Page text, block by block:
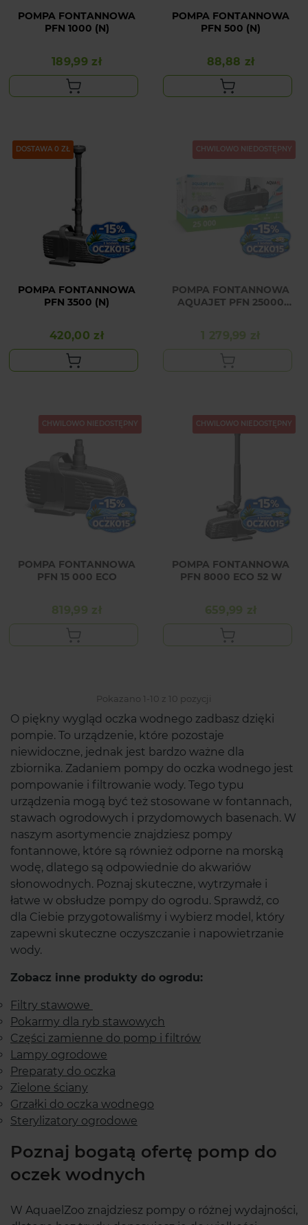
POMPA FONTANNOWA
PFN 1000 (N)
Cena
189,99 zł
POMPA FONTANNOWA
PFN 500 (N)
Cena
88,88 zł
DOSTAWA 0 ZŁ
POMPA FONTANNOWA
PFN 3500 (N)
Cena
420,00 zł
CHWILOWO NIEDOSTĘPNY
POMPA FONTANNOWA
AQUAJET PFN 25000
Cena
1 279,99 zł
CHWILOWO NIEDOSTĘPNY
POMPA FONTANNOWA
PFN 15 000 ECO
Cena
819,99 zł
CHWILOWO NIEDOSTĘPNY
POMPA FONTANNOWA
PFN 8000 ECO 52 W
Cena
659,99 zł
Pokazano 1-10 z 10 pozycji
O piękny wygląd oczka wodnego zadbasz dzięki
pompie. To urządzenie, które pozostaje
niewidoczne, jednak jest bardzo ważne dla
zbiornika. Zadaniem pompy do oczka wodnego jest
pompowanie i filtrowanie wody. Tego typu
urządzenia mogą być też stosowane w fontannach,
stawach ogrodowych i przydomowych basenach. W
naszym asortymencie znajdziesz pompy
fontannowe, które są również odporne na morską
wodę, dlatego są odpowiednie do akwariów
słonowodnych. Poznaj skuteczne, wytrzymałe i
łatwe w obsłudze pompy do ogrodu. Sprawdź, co
dla Ciebie przygotowaliśmy i wybierz model, który
zapewni skuteczne oczyszczanie i napowietrzanie
wody.
Zobacz inne produkty do ogrodu:
Filtry stawowe
Pokarmy dla ryb stawowych
Części zamienne do pomp i filtrów
Lampy ogrodowe
Preparaty do oczka
Zielone ściany
Grzałki do oczka wodnego
Sterylizatory ogrodowe
Poznaj bogatą ofertę pomp do
oczek wodnych
W AquaelZoo znajdziesz pompy o różnej wydajności,